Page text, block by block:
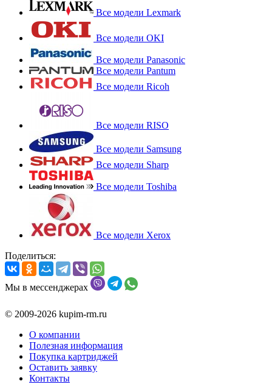
Все модели Lexmark
Все модели OKI
Все модели Panasonic
Все модели Pantum
Все модели Ricoh
Все модели RISO
Все модели Samsung
Все модели Sharp
Все модели Toshiba
Все модели Xerox
Поделиться:
Мы в мессенджерах
© 2009-2026 kupim-rm.ru
О компании
Полезная информация
Покупка картриджей
Оставить заявку
Контакты